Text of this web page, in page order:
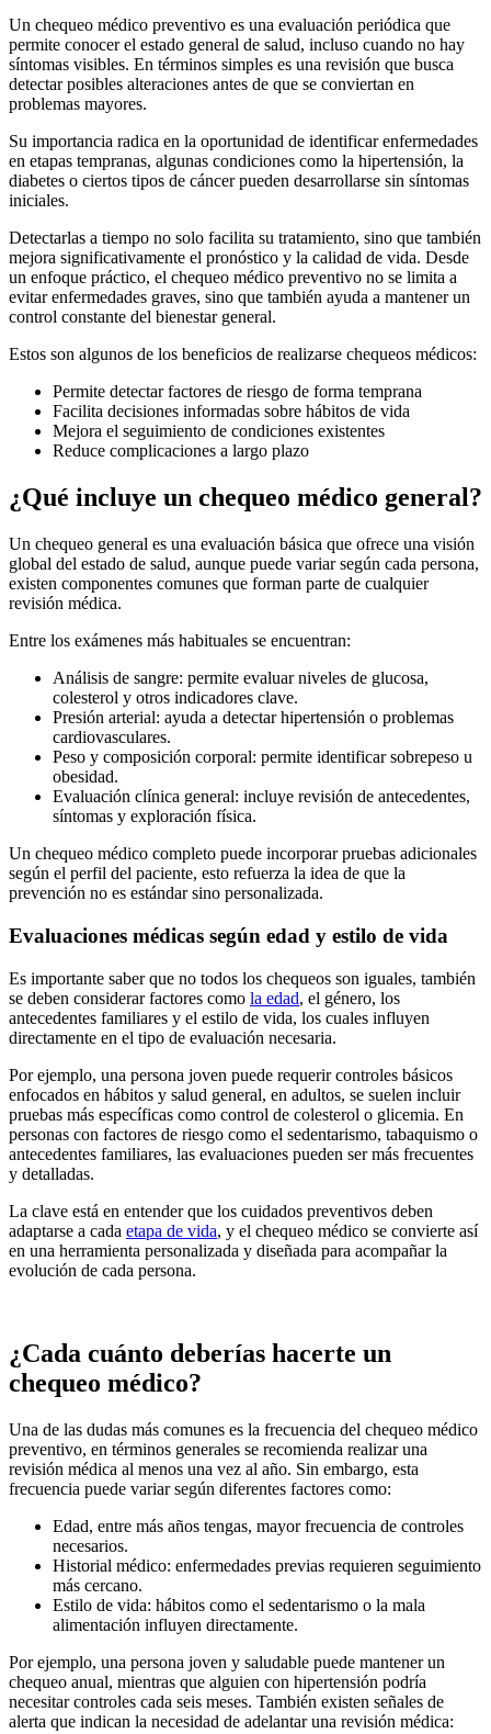
Un chequeo médico preventivo es una evaluación periódica que
permite conocer el estado general de salud, incluso cuando no hay
síntomas visibles. En términos simples es una revisión que busca
detectar posibles alteraciones antes de que se conviertan en
problemas mayores.
Su importancia radica en la oportunidad de identificar enfermedades
en etapas tempranas, algunas condiciones como la hipertensión, la
diabetes o ciertos tipos de cáncer pueden desarrollarse sin síntomas
iniciales.
Detectarlas a tiempo no solo facilita su tratamiento, sino que también
mejora significativamente el pronóstico y la calidad de vida. Desde
un enfoque práctico, el chequeo médico preventivo no se limita a
evitar enfermedades graves, sino que también ayuda a mantener un
control constante del bienestar general.
Estos son algunos de los beneficios de realizarse chequeos médicos:
Permite detectar factores de riesgo de forma temprana
Facilita decisiones informadas sobre hábitos de vida
Mejora el seguimiento de condiciones existentes
Reduce complicaciones a largo plazo
¿Qué incluye un chequeo médico general?
Un chequeo general es una evaluación básica que ofrece una visión
global del estado de salud, aunque puede variar según cada persona,
existen componentes comunes que forman parte de cualquier
revisión médica.
Entre los exámenes más habituales se encuentran:
Análisis de sangre: permite evaluar niveles de glucosa,
colesterol y otros indicadores clave.
Presión arterial: ayuda a detectar hipertensión o problemas
cardiovasculares.
Peso y composición corporal: permite identificar sobrepeso u
obesidad.
Evaluación clínica general: incluye revisión de antecedentes,
síntomas y exploración física.
Un chequeo médico completo puede incorporar pruebas adicionales
según el perfil del paciente, esto refuerza la idea de que la
prevención no es estándar sino personalizada.
Evaluaciones médicas según edad y estilo de vida
Es importante saber que no todos los chequeos son iguales, también
se deben considerar factores como la edad, el género, los
antecedentes familiares y el estilo de vida, los cuales influyen
directamente en el tipo de evaluación necesaria.
Por ejemplo, una persona joven puede requerir controles básicos
enfocados en hábitos y salud general, en adultos, se suelen incluir
pruebas más específicas como control de colesterol o glicemia. En
personas con factores de riesgo como el sedentarismo, tabaquismo o
antecedentes familiares, las evaluaciones pueden ser más frecuentes
y detalladas.
La clave está en entender que los cuidados preventivos deben
adaptarse a cada etapa de vida, y el chequeo médico se convierte así
en una herramienta personalizada y diseñada para acompañar la
evolución de cada persona.
¿Cada cuánto deberías hacerte un
chequeo médico?
Una de las dudas más comunes es la frecuencia del chequeo médico
preventivo, en términos generales se recomienda realizar una
revisión médica al menos una vez al año. Sin embargo, esta
frecuencia puede variar según diferentes factores como:
Edad, entre más años tengas, mayor frecuencia de controles
necesarios.
Historial médico: enfermedades previas requieren seguimiento
más cercano.
Estilo de vida: hábitos como el sedentarismo o la mala
alimentación influyen directamente.
Por ejemplo, una persona joven y saludable puede mantener un
chequeo anual, mientras que alguien con hipertensión podría
necesitar controles cada seis meses. También existen señales de
alerta que indican la necesidad de adelantar una revisión médica: